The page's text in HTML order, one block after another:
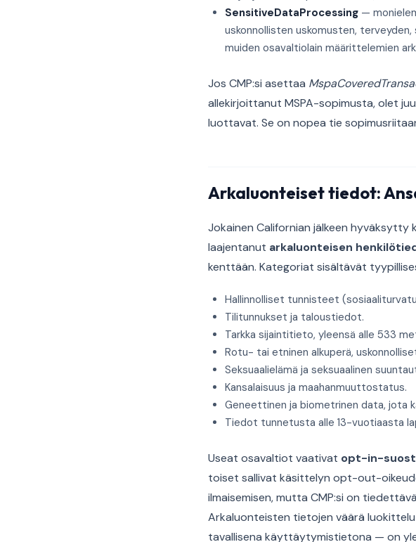
SensitiveDataProcessing —
uskonnollisten uskomusten, terveyden,
muiden osavaltiolain määrittelemien
Jos CMP:si asettaa
allekirjoittanut MSPA-sopimusta, olet
luottavat. Se on nopea tie
Arkaluonteiset tiedot:
Jokainen Californian jälkeen
laajentanut arkaluonteisen
kenttään. Kategoriat sisältävät
Hallinnolliset tunnisteet
Tilitunnukset ja taloustiedot.
Tarkka sijaintitieto, yleensä alle 533
Rotu- tai etninen alkuperä,
Seksuaalielämä ja seksuaalinen
Kansalaisuus ja maahanmuuttostatus.
Geneettinen ja biometrinen data, jota
Tiedot tunnetusta alle 13-vuotiaasta
Useat osavaltiot vaativat opt-in-
toiset sallivat käsittelyn opt-out-
ilmaisemisen, mutta CMP:si on
Arkaluonteisten tietojen väärä
tavallisena käyttäytymistietona — on